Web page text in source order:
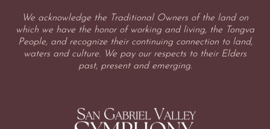
We acknowledge the Traditional Owners of the land on
which we have the honor of working and living, the Tongva
People, and recognize their continuing connection to land,
waters and culture. We pay our respects to their Elders
past, present and emerging.